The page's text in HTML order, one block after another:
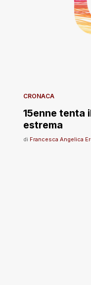
CRONACA
15enne tenta
estrema
di Francesca Angelica